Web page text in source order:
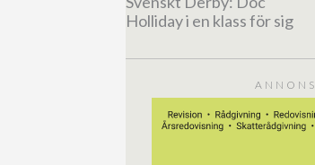
Holliday i en klass för sig
ANNONS